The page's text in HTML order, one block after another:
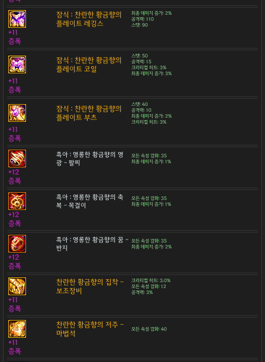
잠식 : 찬란한 황금향의
플레이트 레깅스
최종 데미지 증가: 2%
공격력: 110
스탯: 90
+11
증폭
잠식 : 찬란한 황금향의
플레이트 코일
스탯: 50
공격력: 15
크리티컬 히트: 3%
최종 데미지 증가: 3%
+11
증폭
잠식 : 찬란한 황금향의
플레이트 부츠
스탯: 40
공격력: 10
최종 데미지 증가: 2%
크리티컬 히트: 3%
+11
증폭
흑아 : 영롱한 황금향의 영
광 - 팔찌
모든 속성 강화: 35
최종 데미지 증가: 1%
+12
증폭
흑아 : 영롱한 황금향의 축
복 - 목걸이
모든 속성 강화: 35
최종 데미지 증가: 1%
+12
증폭
흑아 : 영롱한 황금향의 꿈 -
반지
모든 속성 강화: 35
최종 데미지 증가: 2%
+12
증폭
찬란한 황금향의 집착 -
보조장비
크리티컬 히트: 3.0%
모든 속성 강화: 12
공격력: 3%
+11
증폭
찬란한 황금향의 저주 -
마법석
모든 속성 강화: 40
+11
증폭